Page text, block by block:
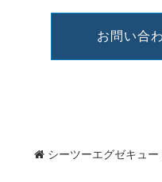
お問い合
シーツーエグゼキュー